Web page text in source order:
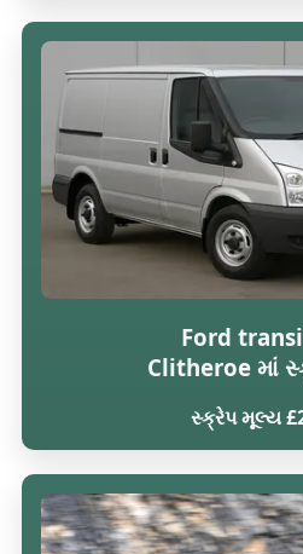
Ford
Clitheroe માં
સ્ક્રેપ મૂલ્ય